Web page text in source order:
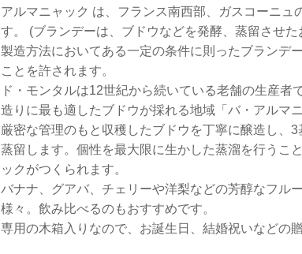
アルマニャック は、フランス南西部、ガスコーニ
す。 (ブランデーは、ブドウなどを発酵、蒸留させた
製造方法においてある一定の条件に則ったブランデ
ことを許されます。
ド・モンタルは12世紀から続いている老舗の生産
造りに最も適したブドウが採れる地域「バ・アルマ
厳密な管理のもと収穫したブドウを丁寧に醸造し、
蒸留します。個性を最大限に生かした蒸溜を行うこ
ックがつくられます。
バナナ、グアバ、チェリーや洋梨などの芳醇なフル
様々。飲み比べるのもおすすめです。
専用の木箱入りなので、お誕生日、結婚祝いなどの